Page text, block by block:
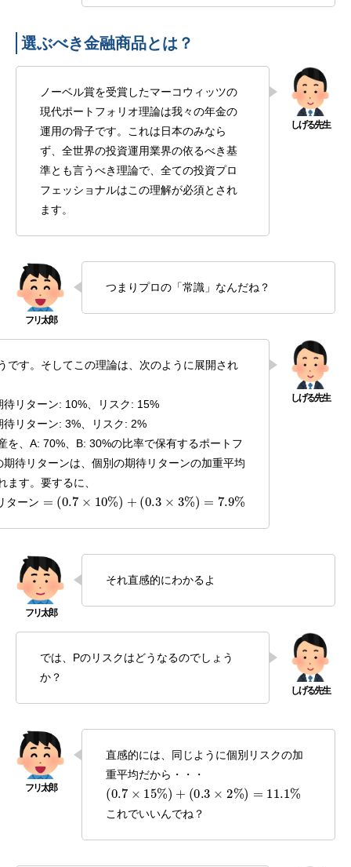
選ぶべき金融商品とは？
ノーベル賞を受賞したマーコウィッツの
現代ポートフォリオ理論は我々の年金の
運用の骨子です。これは日本のみなら
ず、全世界の投資運用業界の依るべき基
準とも言うべき理論で、全ての投資プロ
フェッショナルはこの理解が必須とされ
ます。
つまりプロの「常識」なんだね？
です。そしてこの理論は、次のように展開され
待リターン: 10%、リスク: 15%
待リターン: 3%、リスク: 2%
を、A: 70%、B: 30%の比率で保有するポートフ
期待リターンは、個別の期待リターンの加重平均
ます。要するに、
タ ン
リ =( 0.7 10%) 0.3 × %)=7.9 %
それ直感的にわかるよ
では、Pのリスクはどうなるのでしょう
か？
直感的には、同じように個別リスクの加
重平均だから・・・
(0.7 15 %)+ 0.3× 2 )=11.1 %
これでいいんでね？